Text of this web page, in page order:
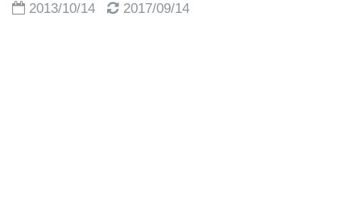
2013/10/14 2017/09/14